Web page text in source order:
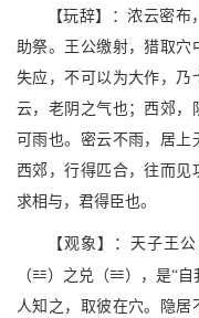
【玩辞】：浓云密
助祭。王公缴射，猎取穴
失应，不可以为大作，乃
云，老阴之气也；西郊，
可雨也。密云不雨，居
西郊，行得匹合，往而见
求相与，君得臣也。
【观象】：天子王
（4）之兑（2），是“
人知之，取彼在穴。隐居